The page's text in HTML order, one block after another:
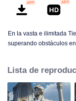
En la vasta e ilimitada
superando obstáculos
Lista de